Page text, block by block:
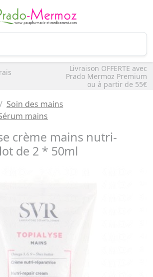
Livraison OFFERTE avec
Prado Mermoz Premium
ou à partir de 55€
Soin des mains
mains
crème mains nutri-
de 2 * 50ml